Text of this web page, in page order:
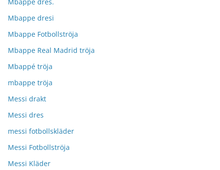
Mbappe dresi
Mbappe Fotbollströja
Mbappe Real Madrid tröja
Mbappé tröja
mbappe tröja
Messi drakt
Messi dres
messi fotbollskläder
Messi Fotbollströja
Messi Kläder